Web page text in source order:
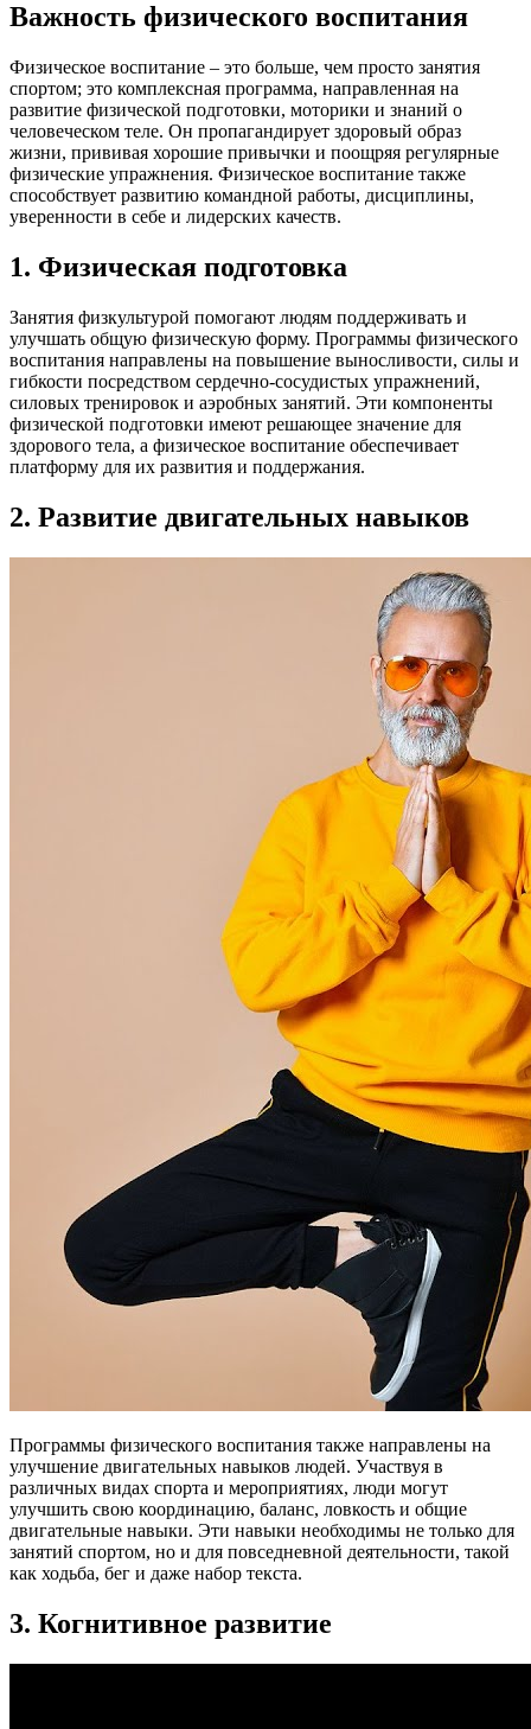
Важность физического воспитания
Физическое воспитание – это больше, чем просто занятия
спортом; это комплексная программа, направленная на
развитие физической подготовки, моторики и знаний о
человеческом теле. Он пропагандирует здоровый образ
жизни, прививая хорошие привычки и поощряя регулярные
физические упражнения. Физическое воспитание также
способствует развитию командной работы, дисциплины,
уверенности в себе и лидерских качеств.
1. Физическая подготовка
Занятия физкультурой помогают людям поддерживать и
улучшать общую физическую форму. Программы физического
воспитания направлены на повышение выносливости, силы и
гибкости посредством сердечно-сосудистых упражнений,
силовых тренировок и аэробных занятий. Эти компоненты
физической подготовки имеют решающее значение для
здорового тела, а физическое воспитание обеспечивает
платформу для их развития и поддержания.
2. Развитие двигательных навыков
Программы физического воспитания также направлены на
улучшение двигательных навыков людей. Участвуя в
различных видах спорта и мероприятиях, люди могут
улучшить свою координацию, баланс, ловкость и общие
двигательные навыки. Эти навыки необходимы не только для
занятий спортом, но и для повседневной деятельности, такой
как ходьба, бег и даже набор текста.
3. Когнитивное развитие